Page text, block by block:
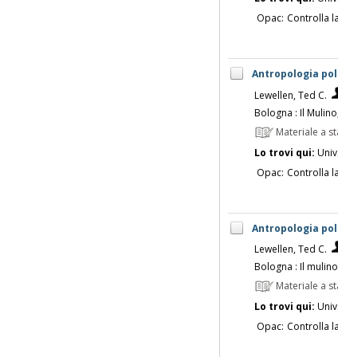
Opac: Controlla
Antropologia
Lewellen, Ted C.
Bologna : Il
Materiale a
Lo trovi qui:
Opac: Controlla
Antropologia
Lewellen, Ted C.
Bologna : Il
Materiale a
Lo trovi qui:
Opac: Controlla